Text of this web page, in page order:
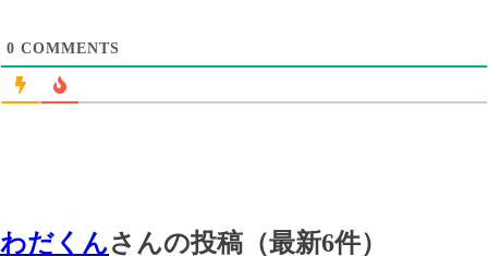
0 COMMENTS
わだくんさんの投稿（最新6件）